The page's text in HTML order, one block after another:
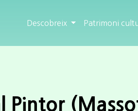
Descobreix Patrimoni
Pintor